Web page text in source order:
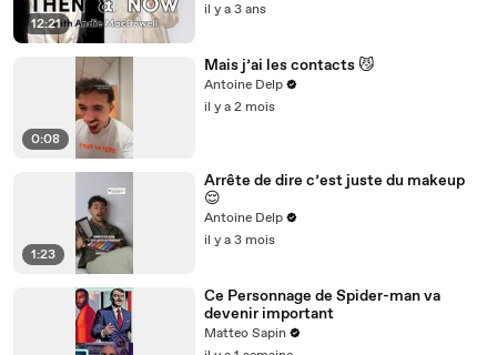
12:21
il y a 3 ans
0:08
Mais j’ai les contacts 😼
Antoine Delp
il y a 2 mois
1:23
Arrête de dire c’est juste du makeup
😌
Antoine Delp
il y a 3 mois
Ce Personnage de Spider-man va
devenir important
Matteo Sapin